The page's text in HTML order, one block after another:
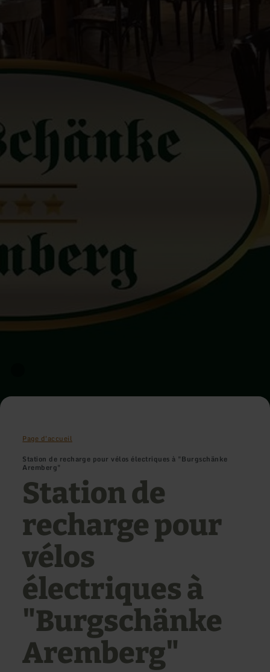
Page d'accueil
Station de recharge pour vélos électriques à "Burgschänke
Aremberg"
Station de
recharge pour
vélos
électriques à
"Burgschänke
Aremberg"